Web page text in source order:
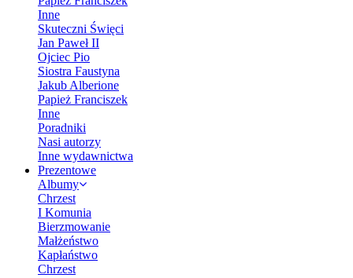
Inne
Skuteczni Święci
Jan Paweł II
Ojciec Pio
Siostra Faustyna
Jakub Alberione
Papież Franciszek
Inne
Poradniki
Nasi autorzy
Inne wydawnictwa
Prezentowe
Albumy
Chrzest
I Komunia
Bierzmowanie
Małżeństwo
Kapłaństwo
Chrzest